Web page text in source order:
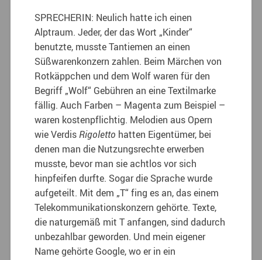
SPRECHERIN: Neulich hatte ich einen
Alptraum. Jeder, der das Wort „Kinder“
benutzte, musste Tantiemen an einen
Süßwarenkonzern zahlen. Beim Märchen von
Rotkäppchen und dem Wolf waren für den
Begriff „Wolf“ Gebühren an eine Textilmarke
fällig. Auch Farben – Magenta zum Beispiel –
waren kostenpflichtig. Melodien aus Opern
wie VerdisRigoletto hatten Eigentümer, bei
denen man die Nutzungsrechte erwerben
musste, bevor man sie achtlos vor sich
hinpfeifen durfte. Sogar die Sprache wurde
aufgeteilt. Mit dem „T“ fing es an, das einem
Telekommunikationskonzern gehörte. Texte,
die naturgemäß mit T anfangen, sind dadurch
unbezahlbar geworden. Und mein eigener
Name gehörte Google, wo er in ein